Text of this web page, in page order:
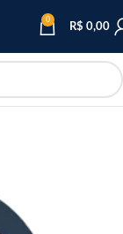
0
R$ 0,00